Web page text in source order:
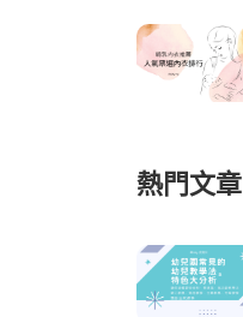
熱門文章